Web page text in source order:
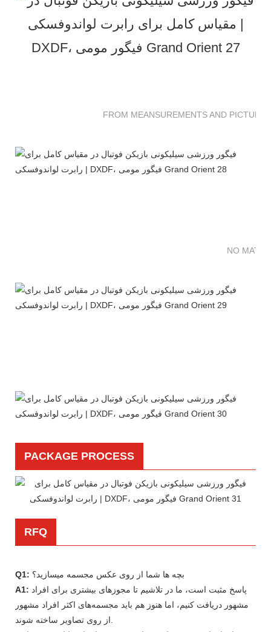
FROM MEANSUREMENTS AND
NO
PACKAGE PROCESS
RFQ
Q1: بچه ها شما از روی عکس مجسمه میسازید؟
A1:
مشهور دریافت کنیم، اما هنوز هم باید مجسمه‌های اکثر افراد مشهور